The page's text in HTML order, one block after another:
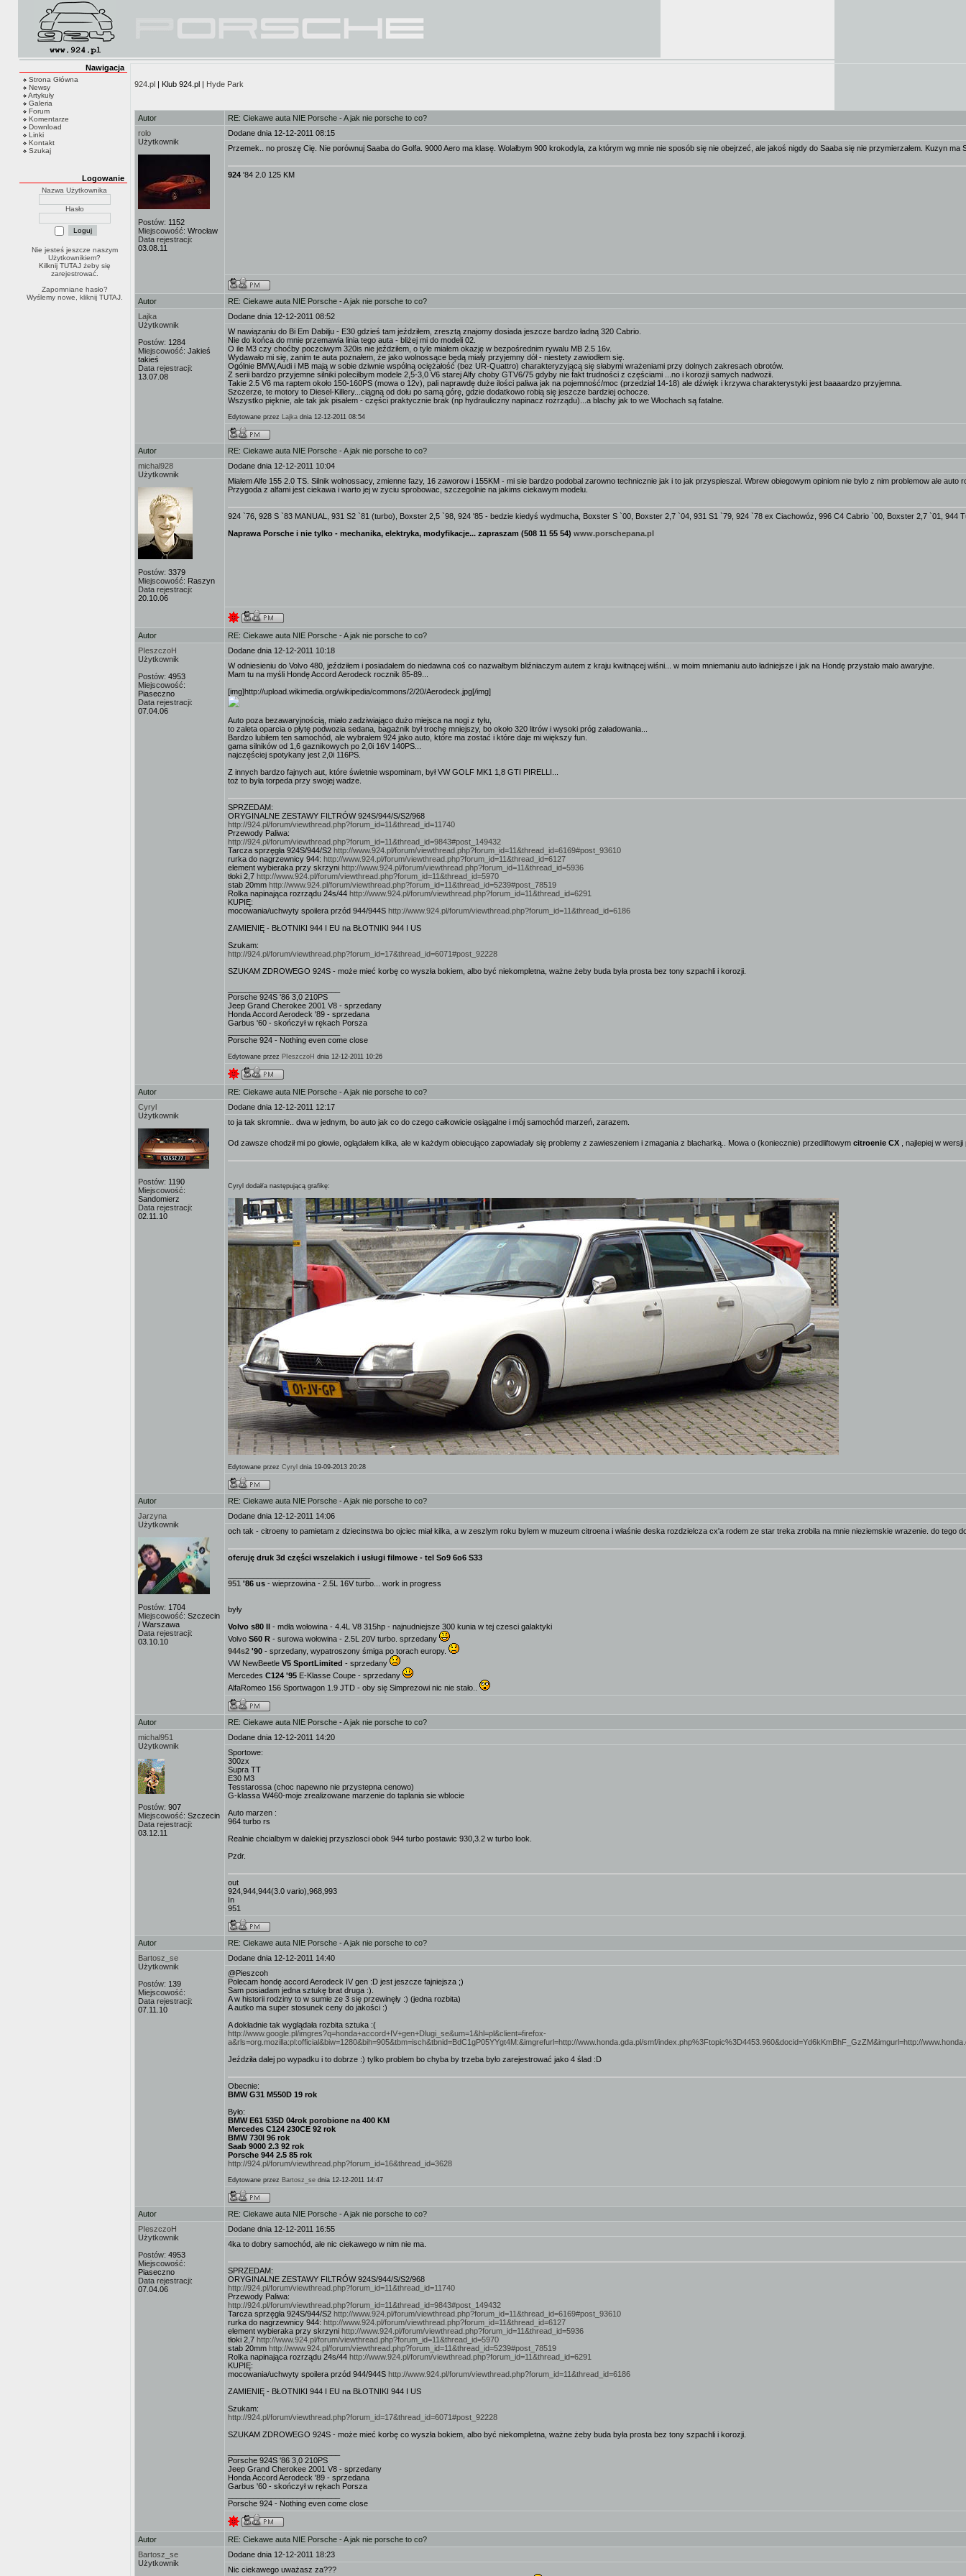
Nawigacja
Strona Główna
Newsy
Artykuły
Galeria
Forum
Komentarze
Download
Linki
Kontakt
Szukaj
Logowanie
Nazwa Użytkownika
Hasło
Nie jesteś jeszcze naszym
Użytkownikiem?
Kilknij TUTAJżeby się
zarejestrować.
Zapomniane hasło?
Wyślemy nowe, kliknij TUTAJ.
924.pl | Klub 924.pl | Hyde Park
Autor
RE: Ciekawe auta NIE Porsche - A jak nie porsche to co?
rolo
Użytkownik
Postów: 1152
Miejscowość: Wrocław
Data rejestracji:
03.08.11
Dodane dnia 12-12-2011 08:15
Przemek.. no proszę Cię. Nie porównuj Saaba do Golfa. 9000 Aero ma klasę. Wolałbym 900 krokodyla, za którym wg mnie nie sposób się nie obejrzeć, ale jakoś nigdy do Saaba się nie przymierzałem. Kuzyn
924 '84 2.0 125 KM
Autor
RE: Ciekawe auta NIE Porsche - A jak nie porsche to co?
Lajka
Użytkownik
Postów: 1284
Miejscowość: Jakieś
takieś
Data rejestracji:
13.07.08
Dodane dnia 12-12-2011 08:52
W nawiązaniu do Bi Em Dabilju - E30 gdzieś tam jeździłem, zresztą znajomy dosiada jeszcze bardzo ładną 320 Cabrio.
Nie do końca do mnie przemawia linia tego auta - bliżej mi do modeli 02.
O ile M3 czy choćby poczciwym 320is nie jeździłem, o tyle miałem okazję w bezpośrednim rywalu MB 2.5 16v.
Wydawało mi się, zanim te auta poznałem, że jako wolnossące będą miały przyjemny dół - niestety zawiodłem się.
Ogólnie BMW,Audi i MB mają w sobie dziwnie wspólną ociężałość (bez UR-Quattro) charakteryzyjącą się słabymi wrażeniami przy dolnych zakresach obrotów.
Z serii bardzo przyjemne silniki poleciłbym modele 2,5-3,0 V6 starej Alfy choby GTV6/75 gdyby nie fakt trudności z częściami ...no i korozji samych nadwozii.
Takie 2.5 V6 ma raptem około 150-160PS (mowa o 12v), pali naprawdę duże ilości paliwa jak na pojemność/moc (przedział 14-18) ale dźwięk i krzywa charakterystyki jest baaaardzo przyjemna.
Szczerze, te motory to Diesel-Killery...ciągną od dołu po samą górę, gdzie dodatkowo robią się jeszcze bardziej ochocze.
Wszystko pięknie, ale tak jak pisałem - części praktycznie brak (np hydrauliczny napinacz rozrządu)...a blachy jak to we Włochach są fatalne.
Edytowane przez Lajka dnia 12-12-2011 08:54
Autor
RE: Ciekawe auta NIE Porsche - A jak nie porsche to co?
michal928
Użytkownik
Postów: 3379
Miejscowość: Raszyn
Data rejestracji:
20.10.06
Dodane dnia 12-12-2011 10:04
Mialem Alfe 155 2.0 TS. Silnik wolnossacy, zmienne fazy, 16 zaworow i 155KM - mi sie bardzo podobal zarowno technicznie jak i to jak przyspieszal. Wbrew obiegowym opiniom nie bylo z nim problemow ale
Przygoda z alfami jest ciekawa i warto jej w zyciu sprobowac, szczegolnie na jakims ciekawym modelu.
924 `76, 928 S `83 MANUAL, 931 S2 `81 (turbo), Boxster 2,5 `98, 924 '85 - bedzie kiedyś wydmucha, Boxster S `00, Boxster 2,7 `04, 931 S1 `79, 924 `78 ex Ciachowóz, 996 C4 Cabrio `00, Boxster 2,7 `01, 944
Naprawa Porsche i nie tylko - mechanika, elektryka, modyfikacje... zapraszam (508 11 55 54) www.porschepana.pl
Autor
RE: Ciekawe auta NIE Porsche - A jak nie porsche to co?
PIeszczoH
Użytkownik
Postów: 4953
Miejscowość:
Piaseczno
Data rejestracji:
07.04.06
Dodane dnia 12-12-2011 10:18
W odniesieniu do Volvo 480, jeździłem i posiadałem do niedawna coś co nazwałbym bliźniaczym autem z kraju kwitnącej wiśni... w moim mniemaniu auto ładniejsze i jak na Hondę przystało mało awaryjne.
Mam tu na myśli Hondę Accord Aerodeck rocznik 85-89...
[img]http://upload.wikimedia.org/wikipedia/commons/2/20/Aerodeck.jpg[/img]
Auto poza bezawaryjnością, miało zadziwiająco dużo miejsca na nogi z tyłu,
to zaleta oparcia o płytę podwozia sedana, bagażnik był trochę mniejszy, bo około 320 litrów i wysoki próg załadowania...
Bardzo lubiłem ten samochód, ale wybrałem 924 jako auto, które ma zostać i które daje mi większy fun.
gama silników od 1,6 gaznikowych po 2,0i 16V 140PS...
najczęściej spotykany jest 2,0i 116PS.
Z innych bardzo fajnych aut, które świetnie wspominam, był VW GOLF MK1 1,8 GTI PIRELLI...
toż to była torpeda przy swojej wadze.
SPRZEDAM:
ORYGINALNE ZESTAWY FILTRÓW 924S/944/S/S2/968
http://924.pl/forum/viewthread.php?forum_id=11&thread_id=11740
Przewody Paliwa:
http://924.pl/forum/viewthread.php?forum_id=11&thread_id=9843#post_149432
Tarcza sprzęgła 924S/944/S2 http://www.924.pl/forum/viewthread.php?forum_id=11&thread_id=6169#post_93610
rurka do nagrzewnicy 944: http://www.924.pl/forum/viewthread.php?forum_id=11&thread_id=6127
element wybieraka przy skrzyni http://www.924.pl/forum/viewthread.php?forum_id=11&thread_id=5936
tłoki 2,7 http://www.924.pl/forum/viewthread.php?forum_id=11&thread_id=5970
stab 20mm http://www.924.pl/forum/viewthread.php?forum_id=11&thread_id=5239#post_78519
Rolka napinająca rozrządu 24s/44 http://www.924.pl/forum/viewthread.php?forum_id=11&thread_id=6291
KUPIĘ:
mocowania/uchwyty spoilera przód 944/944S http://www.924.pl/forum/viewthread.php?forum_id=11&thread_id=6186
ZAMIENIĘ - BŁOTNIKI 944 I EU na BŁOTNIKI 944 I US
Szukam:
http://924.pl/forum/viewthread.php?forum_id=17&thread_id=6071#post_92228
SZUKAM ZDROWEGO 924S - może mieć korbę co wyszła bokiem, albo być niekompletna, ważne żeby buda była prosta bez tony szpachli i korozji.
Porsche 924S '86 3,0 210PS
Jeep Grand Cherokee 2001 V8 - sprzedany
Honda Accord Aerodeck '89 - sprzedana
Garbus '60 - skończył w rękach Porsza
Porsche 924 - Nothing even come close
Edytowane przez PIeszczoH dnia 12-12-2011 10:26
Autor
RE: Ciekawe auta NIE Porsche - A jak nie porsche to co?
Cyryl
Użytkownik
Postów: 1190
Miejscowość:
Sandomierz
Data rejestracji:
02.11.10
Dodane dnia 12-12-2011 12:17
to ja tak skromnie.. dwa w jednym, bo auto jak co do czego całkowicie osiągalne i mój samochód marzeń, zarazem.
Od zawsze chodził mi po głowie, oglądałem kilka, ale w każdym obiecująco zapowiadały się problemy z zawieszeniem i zmagania z blacharką.. Mowa o (koniecznie) przedliftowym citroenie CX , najlepiej w
Cyryl dodał/a następującą grafikę:
Edytowane przez Cyryl dnia 19-09-2013 20:28
Autor
RE: Ciekawe auta NIE Porsche - A jak nie porsche to co?
Jarzyna
Użytkownik
Postów: 1704
Miejscowość: Szczecin
/ Warszawa
Data rejestracji:
03.10.10
Dodane dnia 12-12-2011 14:06
och tak - citroeny to pamietam z dziecinstwa bo ojciec miał kilka, a w zeszlym roku bylem w muzeum citroena i właśnie deska rozdzielcza cx'a rodem ze star treka zrobila na mnie nieziemskie wrazenie. do
oferuję druk 3d części wszelakich i usługi filmowe - tel So9 6o6 S33
951 '86 us - wieprzowina - 2.5L 16V turbo... work in progress
były
Volvo s80 II - mdła wołowina - 4.4L V8 315hp - najnudniejsze 300 kunia w tej czesci galaktyki
Volvo S60 R - surowa wołowina - 2.5L 20V turbo. sprzedany
944s2 '90 - sprzedany, wypatroszony śmiga po torach europy.
VW NewBeetle V5 SportLimited - sprzedany
Mercedes C124 '95 E-Klasse Coupe - sprzedany
AlfaRomeo 156 Sportwagon 1.9 JTD - oby się Simprezowi nic nie stało..
Autor
RE: Ciekawe auta NIE Porsche - A jak nie porsche to co?
michal951
Użytkownik
Postów: 907
Miejscowość: Szczecin
Data rejestracji:
03.12.11
Dodane dnia 12-12-2011 14:20
Sportowe:
300zx
Supra TT
E30 M3
Tesstarossa (choc napewno nie przystepna cenowo)
G-klassa W460-moje zrealizowane marzenie do taplania sie wblocie
Auto marzen :
964 turbo rs
Realnie chcialbym w dalekiej przyszlosci obok 944 turbo postawic 930,3.2 w turbo look.
Pzdr.
out
924,944,944(3.0 vario),968,993
In
951
Autor
RE: Ciekawe auta NIE Porsche - A jak nie porsche to co?
Bartosz_se
Użytkownik
Postów: 139
Miejscowość:
Data rejestracji:
07.11.10
Dodane dnia 12-12-2011 14:40
@Pieszcoh
Polecam hondę accord Aerodeck IV gen :D jest jeszcze fajniejsza ;)
Sam posiadam jedna sztukę brat druga :).
A w historii rodziny to w sumie ze 3 się przewinęły :) (jedna rozbita)
A autko ma super stosunek ceny do jakości :)
A dokładnie tak wyglądała rozbita sztuka :(
http://www.google.pl/imgres?q=honda+accord+IV+gen+Dlugi_se&um=1&hl=pl&client=firefox-
a&rls=org.mozilla:pl:official&biw=1280&bih=905&tbm=isch&tbnid=BdC1gP05YYgt4M:&imgrefurl=http://www.honda.gda.pl/smf/index.php%3Ftopic%3D4453.960&docid=Yd6kKmBhF_GzZM&imgurl=http://
Jeździła dalej po wypadku i to dobrze :) tylko problem bo chyba by trzeba było zarejestrować jako 4 ślad :D
Obecnie:
BMW G31 M550D 19 rok
Było:
BMW E61 535D 04rok porobione na 400 KM
Mercedes C124 230CE 92 rok
BMW 730I 96 rok
Saab 9000 2.3 92 rok
Porsche 944 2.5 85 rok
http://924.pl/forum/viewthread.php?forum_id=16&thread_id=3628
Edytowane przez Bartosz_se dnia 12-12-2011 14:47
Autor
RE: Ciekawe auta NIE Porsche - A jak nie porsche to co?
PIeszczoH
Użytkownik
Postów: 4953
Miejscowość:
Piaseczno
Data rejestracji:
07.04.06
Dodane dnia 12-12-2011 16:55
4ka to dobry samochód, ale nic ciekawego w nim nie ma.
SPRZEDAM:
ORYGINALNE ZESTAWY FILTRÓW 924S/944/S/S2/968
http://924.pl/forum/viewthread.php?forum_id=11&thread_id=11740
Przewody Paliwa:
http://924.pl/forum/viewthread.php?forum_id=11&thread_id=9843#post_149432
Tarcza sprzęgła 924S/944/S2 http://www.924.pl/forum/viewthread.php?forum_id=11&thread_id=6169#post_93610
rurka do nagrzewnicy 944: http://www.924.pl/forum/viewthread.php?forum_id=11&thread_id=6127
element wybieraka przy skrzyni http://www.924.pl/forum/viewthread.php?forum_id=11&thread_id=5936
tłoki 2,7 http://www.924.pl/forum/viewthread.php?forum_id=11&thread_id=5970
stab 20mm http://www.924.pl/forum/viewthread.php?forum_id=11&thread_id=5239#post_78519
Rolka napinająca rozrządu 24s/44 http://www.924.pl/forum/viewthread.php?forum_id=11&thread_id=6291
KUPIĘ:
mocowania/uchwyty spoilera przód 944/944S http://www.924.pl/forum/viewthread.php?forum_id=11&thread_id=6186
ZAMIENIĘ - BŁOTNIKI 944 I EU na BŁOTNIKI 944 I US
Szukam:
http://924.pl/forum/viewthread.php?forum_id=17&thread_id=6071#post_92228
SZUKAM ZDROWEGO 924S - może mieć korbę co wyszła bokiem, albo być niekompletna, ważne żeby buda była prosta bez tony szpachli i korozji.
Porsche 924S '86 3,0 210PS
Jeep Grand Cherokee 2001 V8 - sprzedany
Honda Accord Aerodeck '89 - sprzedana
Garbus '60 - skończył w rękach Porsza
Porsche 924 - Nothing even come close
Autor
RE: Ciekawe auta NIE Porsche - A jak nie porsche to co?
Bartosz_se
Użytkownik
Dodane dnia 12-12-2011 18:23
Nic ciekawego uważasz za???